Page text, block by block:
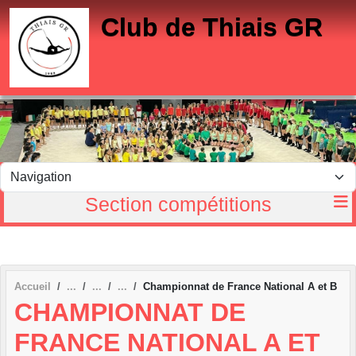
Club de Thiais GR
Section compétitions
Accueil Championnat de France National A et B
CHAMPIONNAT DE
FRANCE NATIONAL A ET
Panneau de gestion des cookies